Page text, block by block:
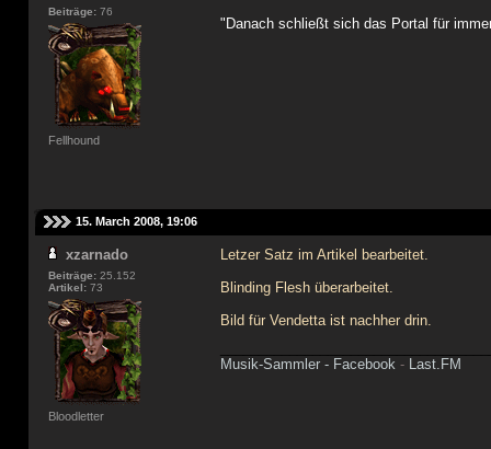
Beiträge: 76
Fellhound
"Danach schließt sich das Portal für
15. March 2008, 19:06
xzarnado
Beiträge: 25.152
Artikel: 73
Bloodletter
Letzer Satz im Artikel bearbeitet.
Blinding Flesh überarbeitet.
Bild für Vendetta ist nachher drin.
Musik-Sammler - Facebook - Last.FM